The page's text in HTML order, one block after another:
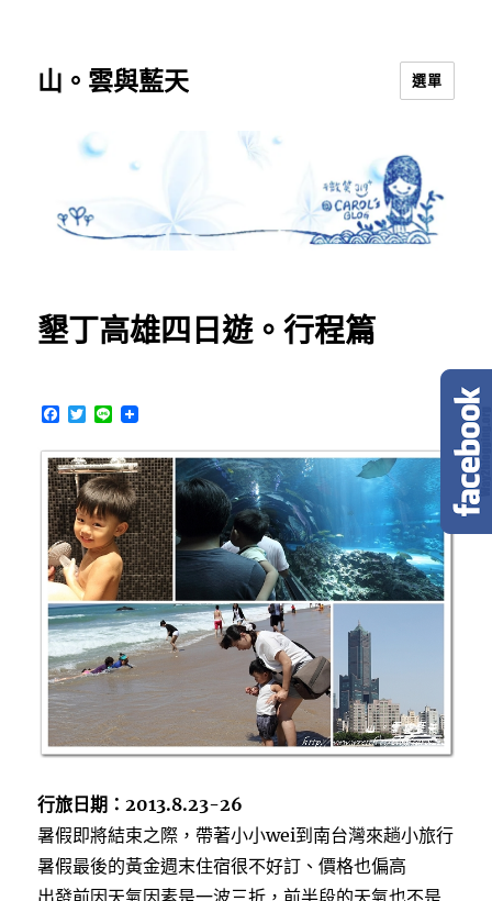
山。雲與藍天 選單
墾丁高雄四日遊。行程篇
F
c
e
b
o
o
k
T
i
t
t
e
r
L
n
e
行旅日期：2013.8.23-26
暑假即將結束之際，帶著小小wei到南台灣來趟小旅行
暑假最後的黃金週末住宿很不好訂、價格也偏高